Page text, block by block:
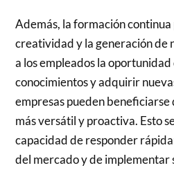
Además, la formación
creatividad y la generación de
a los empleados la
conocimientos y adquirir
empresas pueden
más versátil y proactiva. Esto
capacidad de responder
del mercado y de implementar